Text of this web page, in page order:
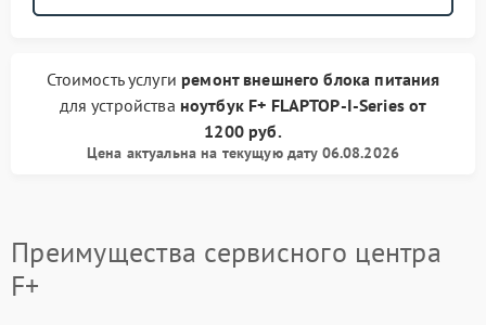
Стоимость услуги ремонт внешнего блока питания
для устройства ноутбук F+ FLAPTOP-I-Seriesот
1200 руб.
Цена актуальна на текущую дату 06.08.2026
Преимущества сервисного центра
F+